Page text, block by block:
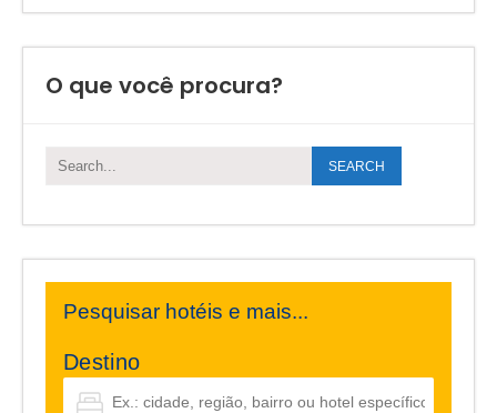
O que você procura?
Pesquisar hotéis e mais...
Destino